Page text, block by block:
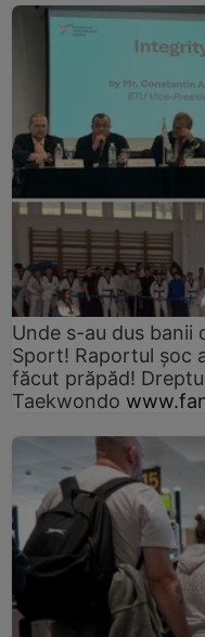
Unde s-au dus banii
Sport! Raportul șoc
făcut prăpăd!
Taekwondo